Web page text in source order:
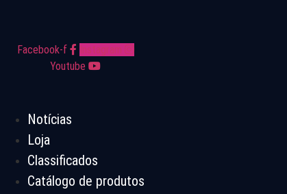
Facebook-f
Instagram
Youtube
Notícias
Loja
Classificados
Catálogo de produtos